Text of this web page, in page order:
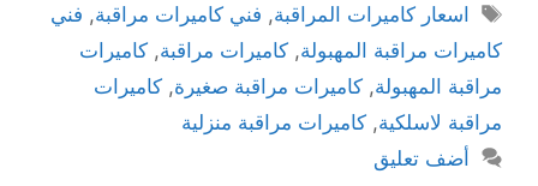
اسعار كاميرات المراقبة, فني كاميرات مراقبة, فني
كاميرات مراقبة المهبولة, كاميرات مراقبة, كاميرات
مراقبة المهبولة, كاميرات مراقبة صغيرة, كاميرات
مراقبة لاسلكية, كاميرات مراقبة منزلية
أضف تعليق